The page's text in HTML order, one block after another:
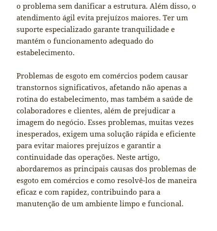
o problema sem danificar a estrutura. Além disso, o
atendimento ágil evita prejuízos maiores. Ter um
suporte especializado garante tranquilidade e
mantém o funcionamento adequado do
estabelecimento.
Problemas de esgoto em comércios podem causar
transtornos significativos, afetando não apenas a
rotina do estabelecimento, mas também a saúde de
colaboradores e clientes, além de prejudicar a
imagem do negócio. Esses problemas, muitas vezes
inesperados, exigem uma solução rápida e eficiente
para evitar maiores prejuízos e garantir a
continuidade das operações. Neste artigo,
abordaremos as principais causas dos problemas de
esgoto em comércios e como resolvê-los de maneira
eficaz e com rapidez, contribuindo para a
manutenção de um ambiente limpo e funcional.